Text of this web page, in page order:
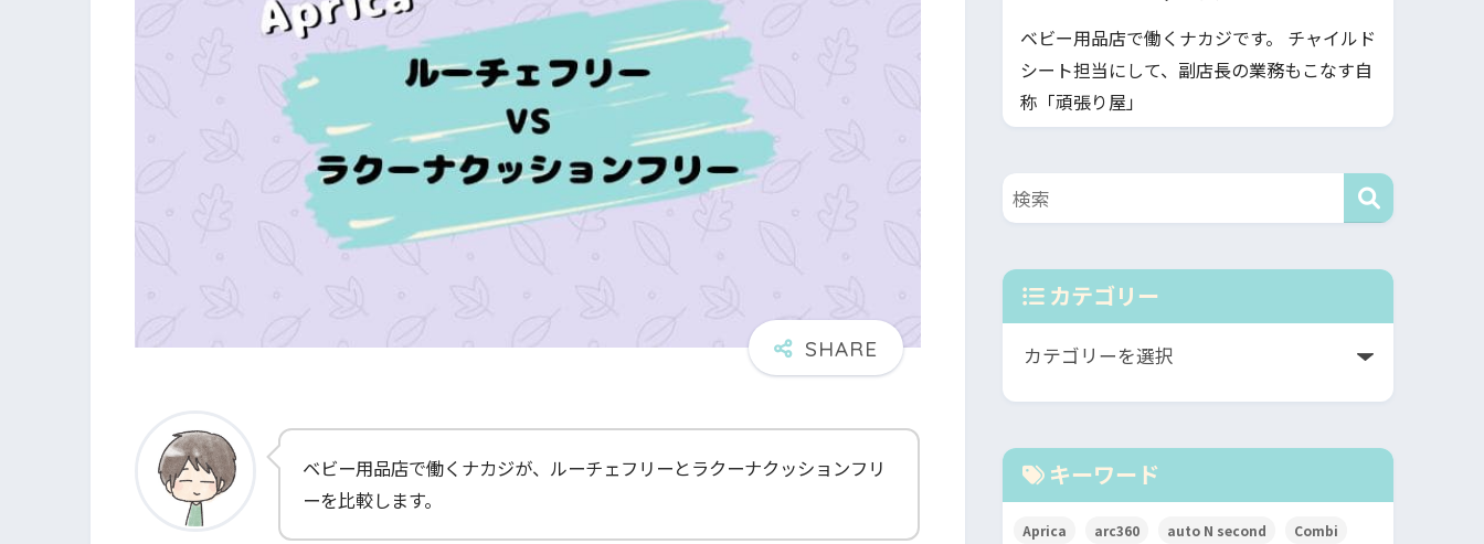
ベビー用品店で働くナカジが、ルーチェフリーとラクーナクッションフリ
ーを比較します。
ベビー用品店で働くナカジです。 チャイルド
シート担当にして、副店長の業務もこなす自
称「頑張り屋」
カテゴリー
キーワード
Aprica arc360 auto N second Combi